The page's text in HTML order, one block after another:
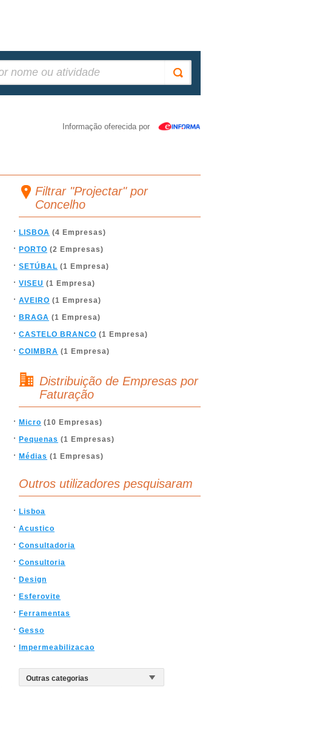
Informação oferecida por
Filtrar "Projectar" por
Concelho
LISBOA (4 Empresas)
PORTO (2 Empresas)
SETÚBAL (1 Empresa)
VISEU (1 Empresa)
AVEIRO (1 Empresa)
BRAGA (1 Empresa)
CASTELO BRANCO (1 Empresa)
COIMBRA (1 Empresa)
Distribuição de Empresas por
Faturação
Micro (10 Empresas)
Pequenas (1 Empresas)
Médias (1 Empresas)
Outros utilizadores pesquisaram
Lisboa
Acustico
Consultadoria
Consultoria
Design
Esferovite
Ferramentas
Gesso
Impermeabilizacao